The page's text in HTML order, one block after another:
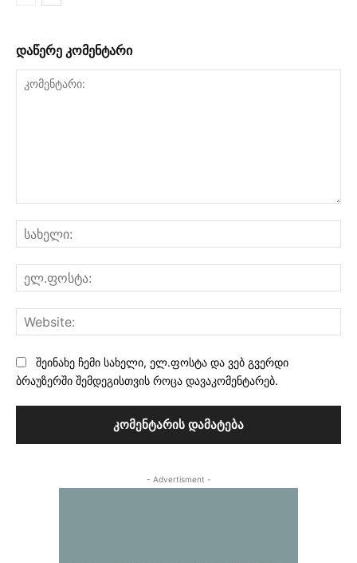
დაწერე კომენტარი
შეინახე ჩემი სახელი, ელ.ფოსტა და ვებ გვერდი
ბრაუზერში შემდეგისთვის როცა დავაკომენტარებ.
- Advertisment -